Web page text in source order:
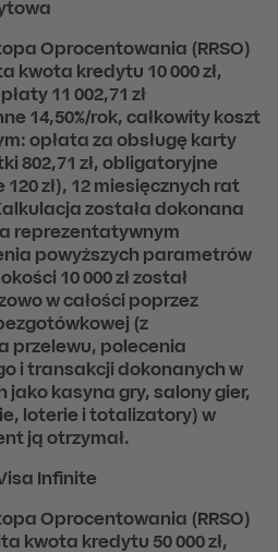
Oprocentowania (RRSO)
kwota kredytu 10 000 zł,
11 002,71 zł
14,50%/rok, całkowity koszt
opłata za obsługę karty
802,71 zł, obligatoryjne
zł), 12 miesięcznych rat
została dokonana
reprezentatywnym
powyższych parametrów
10 000 zł został
w całości poprzez
(z
przelewu, polecenia
i transakcji dokonanych w
jako kasyna gry, salony gier,
loterie i totalizatory) w
ją otrzymał.
Infinite
Oprocentowania (RRSO)
kwota kredytu 50 000 zł,